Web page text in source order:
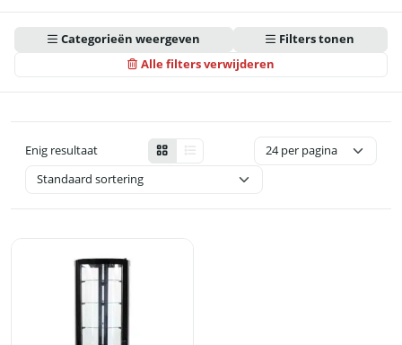
Categorieën weergeven
Alle filters verwijderen
Filters tonen
Enig resultaat